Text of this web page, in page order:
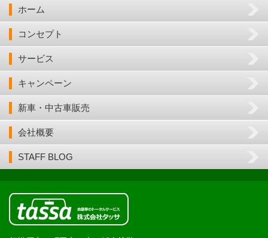
ホーム
コンセプト
サービス
キャンペーン
新車・中古車販売
会社概要
STAFF BLOG